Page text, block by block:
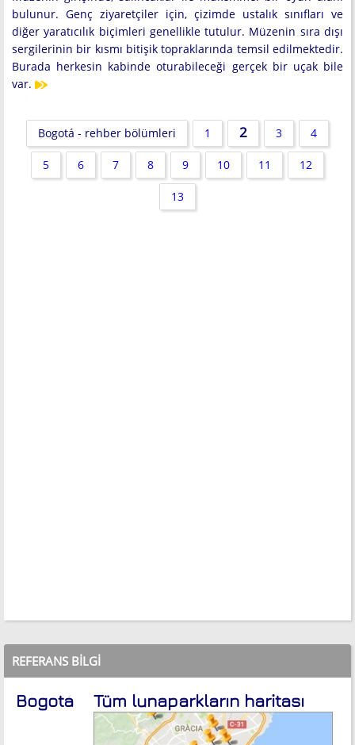
bulunur. Genç ziyaretçiler için, çizimde ustalık sınıfları ve
diğer yaratıcılık biçimleri genellikle tutulur. Müzenin sıra dışı
sergilerinin bir kısmı bitişik topraklarında temsil edilmektedir.
Burada herkesin kabinde oturabileceği gerçek bir uçak bile
var.
Bogotá - rehber bölümleri 1 2 3 4
5 6 7 8 9 10 11 12
13
REFERANS BILGI
Tüm lunaparkların haritası
Bogotá